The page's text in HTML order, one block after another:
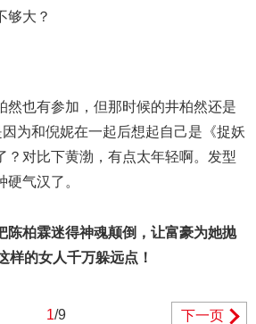
够大？
然也有参加，但那时候的井柏然还是
为和倪妮在一起后想起自己是《捉妖
？对比下黄渤，有点太年轻啊。发型
气汉了。
陈柏霖迷得神魂颠倒，让富豪为她抛
样的女人千万躲远点！
1/9 下一页